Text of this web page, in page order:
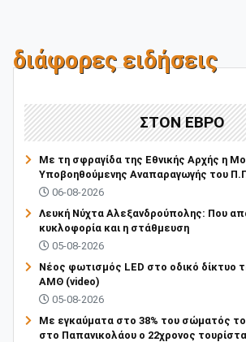
διάφορες ειδήσεις
ΣΤΟΝ ΕΒΡΟ
Με τη σφραγίδα της Εθνικής Αρχής η
Υποβοηθούμενης Αναπαραγωγής του
06-08-2026
Λευκή Νύχτα Αλεξανδρούπολης: Που
κυκλοφορία και η στάθμευση
05-08-2026
Νέος φωτισμός LED στο οδικό δίκτυο
ΑΜΘ (video)
05-08-2026
Με εγκαύματα στο 38% του σώματός
στο Παπανικολάου ο 22χρονος